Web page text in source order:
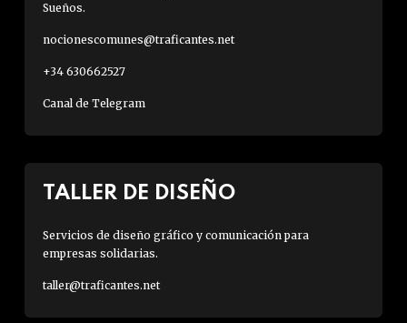
Sueños.
nocionescomunes@traficantes.net
+34 630662527
Canal de Telegram
TALLER DE DISEÑO
Servicios de diseño gráfico y comunicación para
empresas solidarias.
taller@traficantes.net